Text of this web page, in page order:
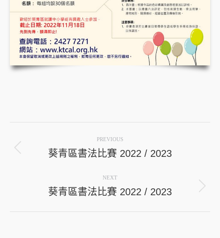
navigation
PREVIOUS
Previous
葵青區書法比賽 2022 / 2023
NEXT
Next
葵青區書法比賽 2022 / 2023